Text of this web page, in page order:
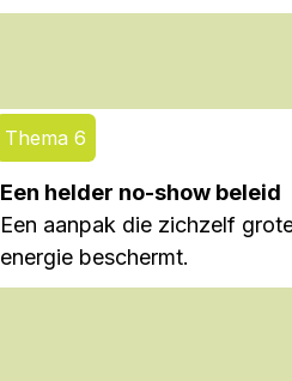
Thema 6
Een helder no-show beleid
Een aanpak die zichzelf
energie beschermt.